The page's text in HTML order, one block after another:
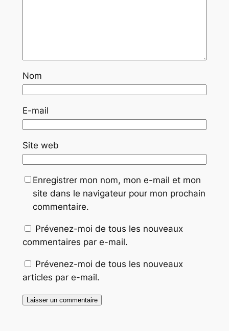
Nom
E-mail
Site web
Enregistrer mon nom, mon e-mail et mon
site dans le navigateur pour mon prochain
commentaire.
Prévenez-moi de tous les nouveaux
commentaires par e-mail.
Prévenez-moi de tous les nouveaux
articles par e-mail.